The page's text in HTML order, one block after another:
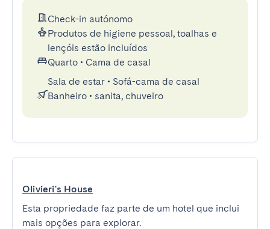
Check-in autónomo
Produtos de higiene pessoal, toalhas e
lençóis estão incluídos
Quarto • Cama de casal
Sala de estar • Sofá-cama de casal
Banheiro • sanita, chuveiro
Olivieri's House
Esta propriedade faz parte de um hotel que inclui
mais opções para explorar.